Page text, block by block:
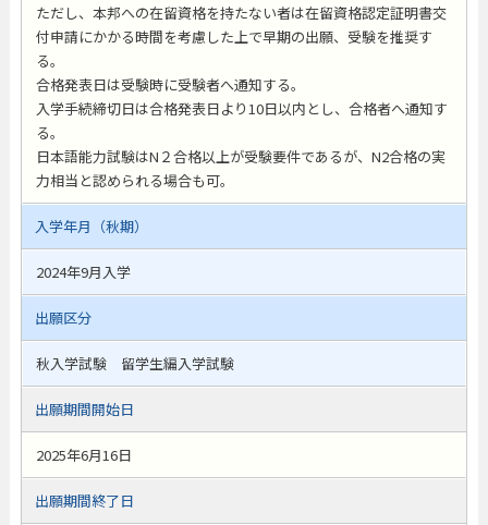
ただし、本邦への在留資格を持たない者は在留資格認定証明書交
付申請にかかる時間を考慮した上で早期の出願、受験を推奨す
る。
合格発表日は受験時に受験者へ通知する。
入学手続締切日は合格発表日より10日以内とし、合格者へ通知す
る。
日本語能力試験はN２合格以上が受験要件であるが、N2合格の実
力相当と認められる場合も可。
入学年月（秋期）
2024年9月入学
出願区分
秋入学試験 留学生編入学試験
出願期間開始日
2025年6月16日
出願期間終了日